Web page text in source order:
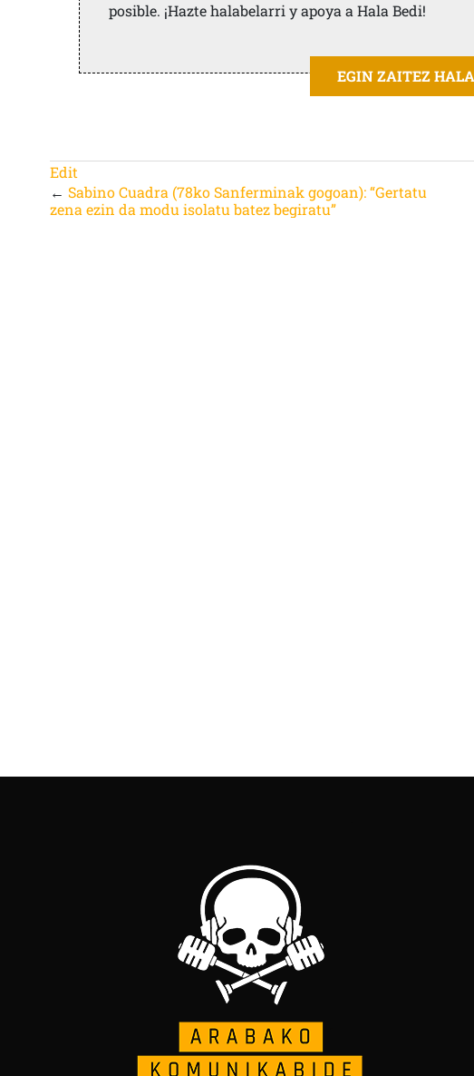
posible. ¡Hazte halabelarri y apoya a Hala Bedi!
EGIN ZAITEZ
Edit
←Sabino Cuadra (78ko Sanferminak gogoan): “Gertatu
zena ezin da modu isolatu batez begiratu”